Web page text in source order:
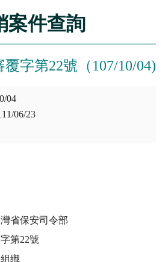
案件查詢
字第22號（107/10/04)
04
06/23
省保安司令部
第22號
織